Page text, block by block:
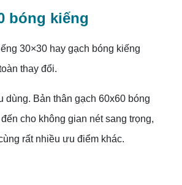
bóng kiếng
30×30 hay gạch bóng kiếng
thay đổi.
Bản thân gạch 60x60 bóng
cho không gian nét sang trọng,
rất nhiều ưu điểm khác.